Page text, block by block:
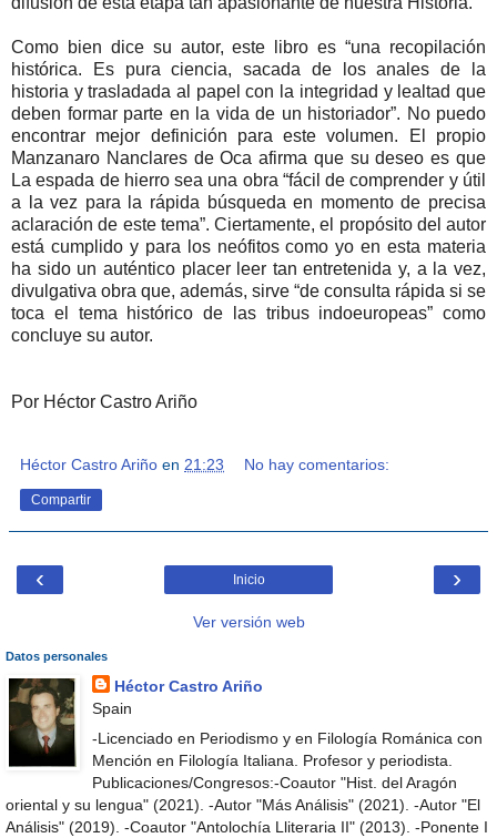
Como bien dice su autor, este libro es “una recopilación
histórica. Es pura ciencia, sacada de los anales de la
historia y trasladada al papel con la integridad y lealtad que
deben formar parte en la vida de un historiador”. No puedo
encontrar mejor definición para este volumen. El propio
Manzanaro Nanclares de Oca afirma que su deseo es que
La espada de hierro sea una obra “fácil de comprender y útil
a la vez para la rápida búsqueda en momento de precisa
aclaración de este tema”. Ciertamente, el propósito del autor
está cumplido y para los neófitos como yo en esta materia
ha sido un auténtico placer leer tan entretenida y, a la vez,
divulgativa obra que, además, sirve “de consulta rápida si se
toca el tema histórico de las tribus indoeuropeas” como
concluye su autor.
Por Héctor Castro Ariño
Héctor Castro Ariño en 21:23 No hay comentarios:
Compartir
‹ ›
Inicio
Ver versión web
Datos personales
Héctor Castro Ariño
Spain
-Licenciado en Periodismo y en Filología Románica con
Mención en Filología Italiana. Profesor y periodista.
Publicaciones/Congresos:-Coautor "Hist. del Aragón
oriental y su lengua" (2021). -Autor "Más Análisis" (2021). -Autor "El
Análisis" (2019). -Coautor "Antolochía Lliteraria II" (2013). -Ponente I